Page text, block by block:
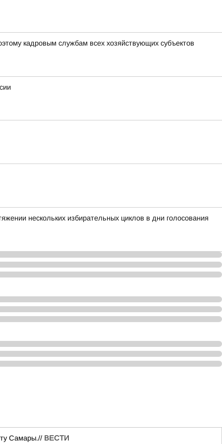
кадровым службам всех хозяйствующих субъектов
нескольких избирательных циклов в дни голосования
Самары.// ВЕСТИ